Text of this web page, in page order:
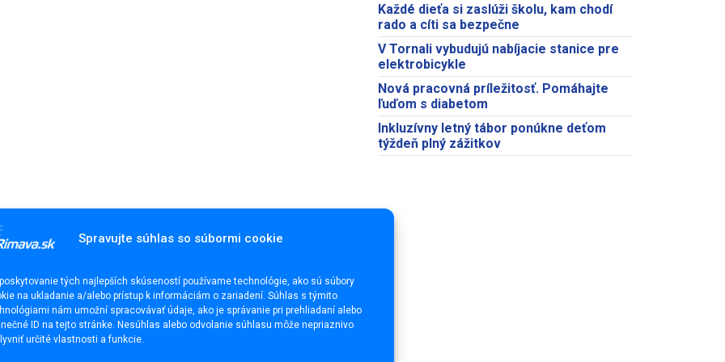
Spravujte súhlas so súbormi cookie
tých najlepších skúseností používame technológie, ako sú súbory
na ukladanie a/alebo prístup k informáciám o zariadení. Súhlas s týmito
nám umožní spracovávať údaje, ako je správanie pri prehliadaní alebo
ID na tejto stránke. Nesúhlas alebo odvolanie súhlasu môže nepriaznivo
určité vlastnosti a funkcie.
Každé dieťa si zaslúži školu, kam chodí
rado a cíti sa bezpečne
V Tornali vybudujú nabíjacie stanice pre
elektrobicykle
Nová pracovná príležitosť. Pomáhajte
ľuďom s diabetom
Inkluzívny letný tábor ponúkne deťom
týždeň plný zážitkov